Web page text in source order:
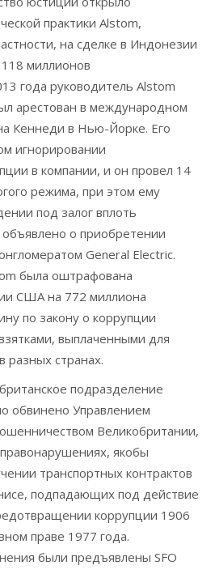
практики Alstom,
на сделке в Индонезии
миллионов
года руководитель Alstom
арестован в международном
Кеннеди в Нью-Йорке. Его
игнорировании
в компании, и он провел 14
режима, при этом ему
под залог вплоть
о приобретении
General Electric.
была оштрафована
США на 772 миллиона
по закону о коррупции
выплаченными для
разных странах.
подразделение
обвинено Управлением
Великобритании,
якобы
транспортных контрактов
подпадающих под действие
коррупции 1906
праве 1977 года.
были предъявлены SFO